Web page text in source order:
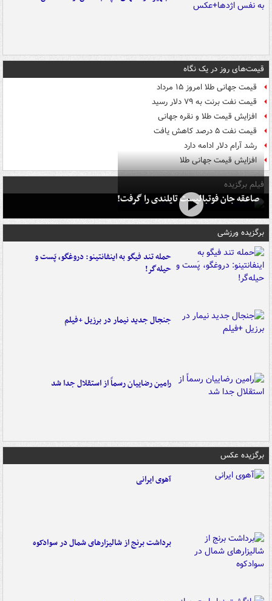
قیمت‌های روز در یک نگاه
قیمت جهانی طلا امروز ۱۵ مرداد
قیمت نفت برنت به ۷۹ دلار رسید
افزایش قیمت طلا و نقره جهانی
قیمت نفت ۵ درصد کاهش یافت
رشد آرام دلار ادامه دارد
افزایش قیمت جهانی طلا
فیلم برگزیده
صاعقه جان فوتبالیست تایلندی را گرفت!
برگزیده ورزشی
حمله تند فیگو به اینفانتینو: دروغگو، پَست‌ و
حیله‌گر!
جنجال جدید نیمار در برزیل +فیلم
رامین رضاییان رسماً از استقلال جدا شد
برگزیده عکس
آهوی ایرانی
برداشت برنج از شالیزارهای شمال در سوادکوه